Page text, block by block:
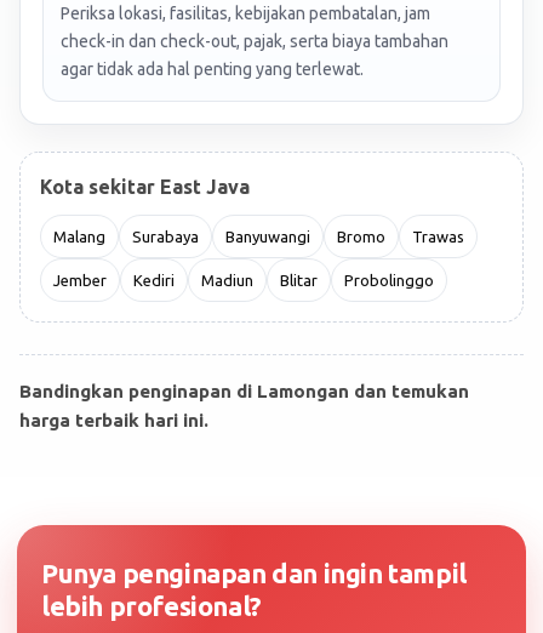
Periksa lokasi, fasilitas, kebijakan pembatalan, jam
check-in dan check-out, pajak, serta biaya tambahan
agar tidak ada hal penting yang terlewat.
Kota sekitar East Java
Malang Surabaya Banyuwangi Bromo Trawas
Jember Kediri Madiun Blitar Probolinggo
Bandingkan penginapan di Lamongan dan temukan
harga terbaik hari ini.
Punya penginapan dan ingin tampil
lebih profesional?